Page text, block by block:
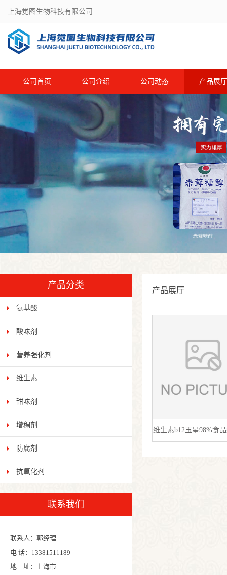
上海觉图生物科技有限公司
公司首页 公司介绍 公司动态 产品展厅
产品分类
氨基酸
酸味剂
营养强化剂
维生素
甜味剂
增稠剂
防腐剂
抗氧化剂
联系我们
联系人：郭经理
电 话：13381511189
地 址：上海市
产品展厅
维生素b12玉星98%食